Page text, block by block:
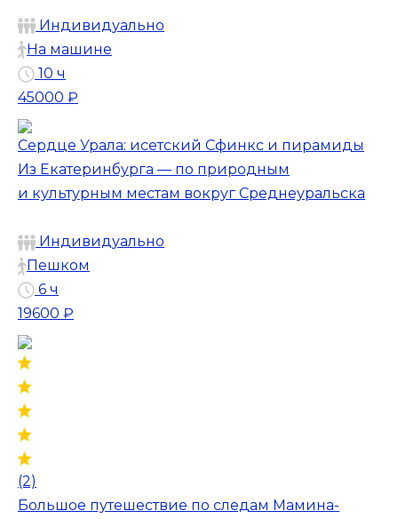
Индивидуально
На машине
10 ч
45000 ₽
Сердце Урала: исетский Сфинкс и пирамиды
Из Екатеринбурга — по природным
и культурным местам вокруг Среднеуральска
Индивидуально
Пешком
6 ч
19600 ₽
(2)
Большое путешествие по следам Мамина-